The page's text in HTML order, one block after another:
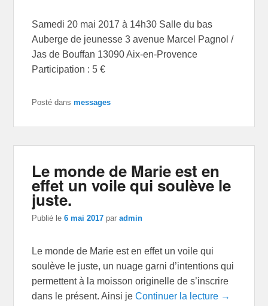
Samedi 20 mai 2017 à 14h30 Salle du bas
Auberge de jeunesse 3 avenue Marcel Pagnol /
Jas de Bouffan 13090 Aix-en-Provence
Participation : 5 €
Posté dans messages
Le monde de Marie est en
effet un voile qui soulève le
juste.
Publié le6 mai 2017 paradmin
Le monde de Marie est en effet un voile qui
soulève le juste, un nuage garni d’intentions qui
permettent à la moisson originelle de s’inscrire
dans le présent. Ainsi jeContinuer la lecture →